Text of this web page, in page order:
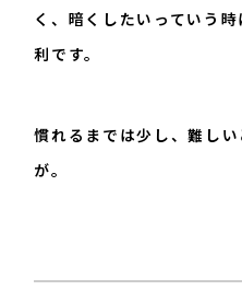
く、暗くしたいっていう
利です。
慣れるまでは少し、難し
が。